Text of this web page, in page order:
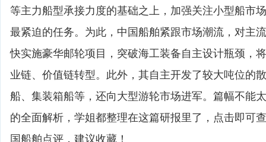
等主力船型承接力度的基础之上，加强关注小型船市
最紧迫的任务。为此，中国船舶紧跟市场潮流，对主
快实施豪华邮轮项目，突破海工装备自主设计瓶颈，
业链、价值链转型。此外，其自主开发了较大吨位的
船、集装箱船等，还向大型游轮市场进军。篇幅不能
的全面解析，学姐都整理在这篇研报里了，点击即可
国船舶点评，建议收藏！